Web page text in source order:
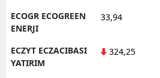
ECOGR ECOGREEN
ENERJI
33,94
ECZYT ECZACIBASI
YATIRIM
324,25